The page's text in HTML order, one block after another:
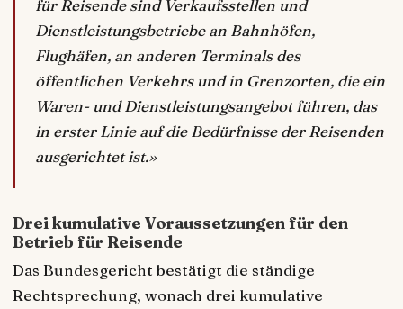
für Reisende sind Verkaufsstellen und
Dienstleistungsbetriebe an Bahnhöfen,
Flughäfen, an anderen Terminals des
öffentlichen Verkehrs und in Grenzorten, die ein
Waren- und Dienstleistungsangebot führen, das
in erster Linie auf die Bedürfnisse der Reisenden
ausgerichtet ist.»
Drei kumulative Voraussetzungen für den
Betrieb für Reisende
Das Bundesgericht bestätigt die ständige
Rechtsprechung, wonach drei kumulative